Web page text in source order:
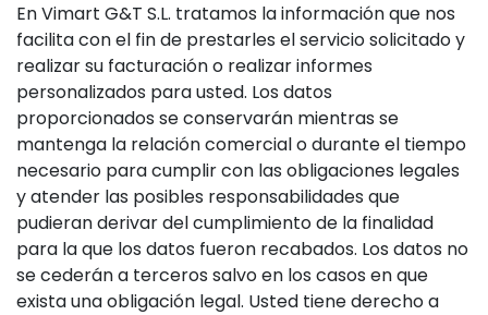
En Vimart G&T S.L. tratamos la información que nos
facilita con el fin de prestarles el servicio solicitado y
realizar su facturación o realizar informes
personalizados para usted. Los datos
proporcionados se conservarán mientras se
mantenga la relación comercial o durante el tiempo
necesario para cumplir con las obligaciones legales
y atender las posibles responsabilidades que
pudieran derivar del cumplimiento de la finalidad
para la que los datos fueron recabados. Los datos no
se cederán a terceros salvo en los casos en que
exista una obligación legal. Usted tiene derecho a